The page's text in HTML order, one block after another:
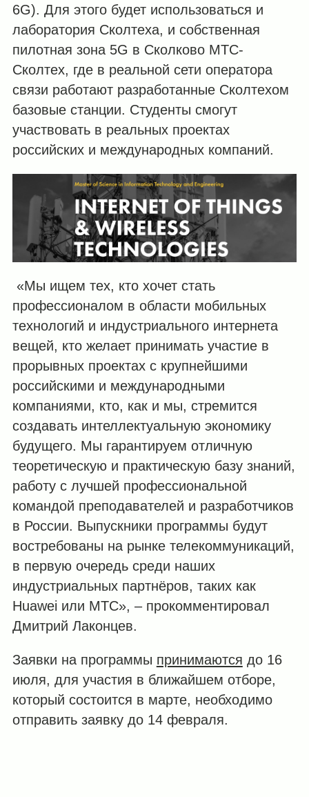
6G). Для этого будет использоваться и
лаборатория Сколтеха, и собственная
пилотная зона 5G в Сколково МТС-
Сколтех, где в реальной сети оператора
связи работают разработанные Сколтехом
базовые станции. Студенты смогут
участвовать в реальных проектах
российских и международных компаний.
«Мы ищем тех, кто хочет стать
профессионалом в области мобильных
технологий и индустриального интернета
вещей, кто желает принимать участие в
прорывных проектах с крупнейшими
российскими и международными
компаниями, кто, как и мы, стремится
создавать интеллектуальную экономику
будущего. Мы гарантируем отличную
теоретическую и практическую базу знаний,
работу с лучшей профессиональной
командой преподавателей и разработчиков
в России. Выпускники программы будут
востребованы на рынке телекоммуникаций,
в первую очередь среди наших
индустриальных партнёров, таких как
Huawei или МТС», – прокомментировал
Дмитрий Лаконцев.
Заявки на программы принимаются до 16
июля, для участия в ближайшем отборе,
который состоится в марте, необходимо
отправить заявку до 14 февраля.